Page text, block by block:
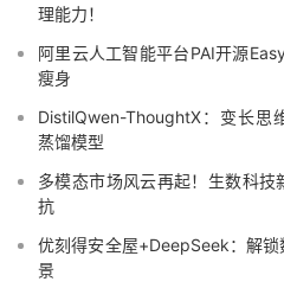
理能力！
阿里云人工智能平台PAI开源
瘦身
DistilQwen-ThoughtX：变长思
蒸馏模型
多模态市场风云再起！生数科
抗
优刻得安全屋+DeepSeek：解
景